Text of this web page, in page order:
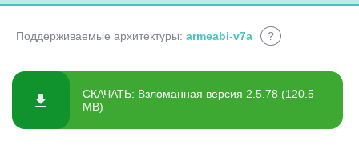
Поддерживаемые архитектуры: armeabi-v7a ?
СКАЧАТЬ: Взломанная версия 2.5.78 (120.5
MB)